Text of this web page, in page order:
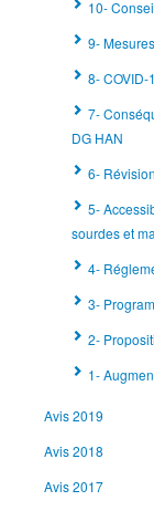
10-
9-
8-
7-
DG HAN
6-
5-
sourdes et
4-
3-
2-
1-
Avis 2019
Avis 2018
Avis 2017